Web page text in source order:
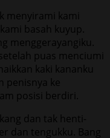
menyirami kami
basah kuyup.
menggerayangiku.
puas menciumi
kaki kananku
penisnya ke
posisi berdiri.
dan tak henti-
dan tengukku. Bang